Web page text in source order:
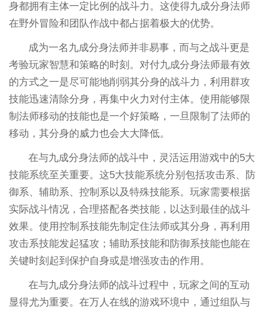
身都拥有主体一定比例的战斗力。这使得九成分身法师
在野外冒险和团队作战中都占据着极大的优势。
成为一名九成分身法师并非易事，而与之战斗更是
考验玩家智慧和策略的时刻。对付九成分身法师最有效
的方式之一是尽可能地削弱其分身的战斗力，利用群攻
技能迅速清除分身，再集中火力对付主体。使用能够限
制法师移动的技能也是一个好策略，一旦限制了法师的
移动，其分身的威力也会大大降低。
在与九成分身法师的战斗中，灵活运用游戏中的5大
技能系统至关重要。这5大技能系统分别包括攻击系、防
御系、辅助系、控制系以及特殊技能系。玩家需要根据
实际战斗情况，合理搭配各类技能，以达到最佳的战斗
效果。使用控制系技能先制定住法师或其分身，再利用
攻击系技能发起猛攻；辅助系技能和防御系技能也能在
关键时刻起到保护自身或是增强攻击的作用。
在与九成分身法师的战斗过程中，玩家之间的互动
显得尤为重要。在万人在线的游戏环境中，通过组队与